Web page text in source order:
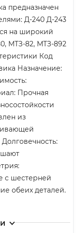
предназначен
Д-240 Д-243
на широкий
МТЗ-82, МТЗ-892
Код
Назначение:
Прочная
из
с шестерней
обеих деталей.